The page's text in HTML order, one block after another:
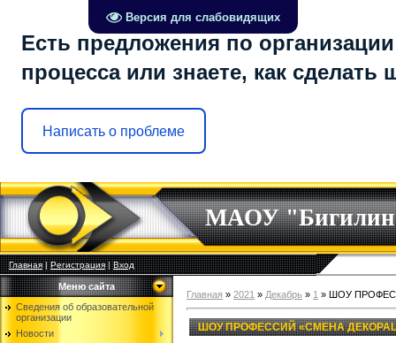
Версия для слабовидящих
Есть предложения по
процесса или знаете, как сделать
Написать о проблеме
МАОУ
Главная|Регистрация|Вход
Меню сайта
Сведения об образовательной
организации
Новости
Главная » 2021 » Декабрь » 1 » ШОУ
ШОУ ПРОФЕССИЙ «СМЕНА